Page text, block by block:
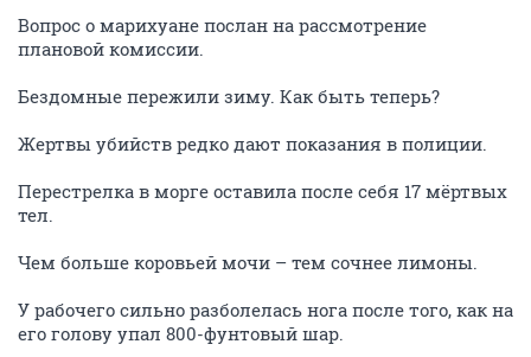
Вопрос о марихуане послан на рассмотрение
плановой комиссии.
Бездомные пережили зиму. Как быть теперь?
Жертвы убийств редко дают показания в полиции.
Перестрелка в морге оставила после себя 17 мёртвых
тел.
Чем больше коровьей мочи – тем сочнее лимоны.
У рабочего сильно разболелась нога после того, как на
его голову упал 800-фунтовый шар.